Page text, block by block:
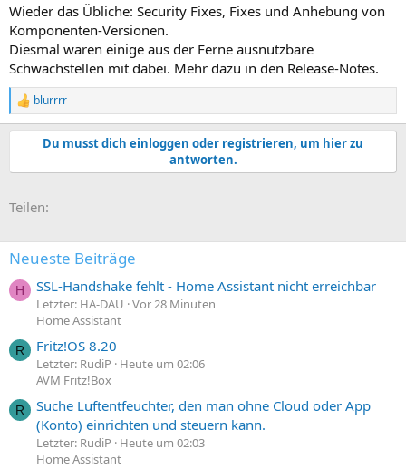
Wieder das Übliche: Security Fixes, Fixes und Anhebung von
Komponenten-Versionen.
Diesmal waren einige aus der Ferne ausnutzbare
Schwachstellen mit dabei. Mehr dazu in den Release-Notes.
R
e
a
i
n
:
blurrrr
Du musst dich einloggen oder registrieren, um hier zu
antworten.
Teilen:
Neueste Beiträge
H SSL-Handshake fehlt - Home Assistant nicht erreichbar
Letzter: HA-DAU Vor 28 Minuten
Home Assistant
R Fritz!OS 8.20
Letzter: RudiP
Heute um 02:06
AVM Fritz!Box
R
Suche Luftentfeuchter, den man ohne Cloud oder App
(Konto) einrichten und steuern kann.
Letzter: RudiP
Heute um 02:03
Home Assistant